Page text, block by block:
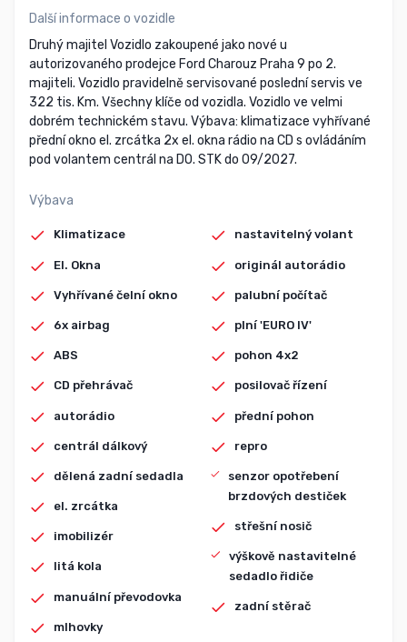
Další informace o vozidle
Druhý majitel Vozidlo zakoupené jako nové u
autorizovaného prodejce Ford Charouz Praha 9 po 2.
majiteli. Vozidlo pravidelně servisované poslední servis ve
322 tis. Km. Všechny klíče od vozidla. Vozidlo ve velmi
dobrém technickém stavu. Výbava: klimatizace vyhřívané
přední okno el. zrcátka 2x el. okna rádio na CD s ovládáním
pod volantem centrál na DO. STK do 09/2027.
Výbava
Klimatizace
El. Okna
Vyhřívané čelní okno
6x airbag
ABS
CD přehrávač
autorádio
centrál dálkový
dělená zadní sedadla
el. zrcátka
imobilizér
litá kola
manuální převodovka
mlhovky
nastavitelný volant
originál autorádio
palubní počítač
plní 'EURO IV'
pohon 4x2
posilovač řízení
přední pohon
repro
senzor opotřebení
brzdových destiček
střešní nosič
výškově nastavitelné
sedadlo řidiče
zadní stěrač